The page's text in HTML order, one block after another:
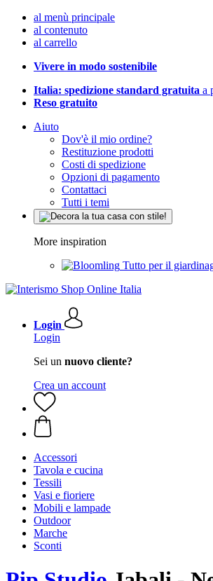
al menù principale
al contenuto
al carrello
Vivere in modo sostenibile
Italia: spedizione standard gratuita a
Reso gratuito
Aiuto
Dov'è il mio ordine?
Restituzione prodotti
Costi di spedizione
Opzioni di pagamento
Contattaci
Tutti i temi
More inspiration
Tutto per il
Login
Login
Sei un nuovo cliente?
Crea un account
Accessori
Tavola e cucina
Tessili
Vasi e fioriere
Mobili e lampade
Outdoor
Marche
Sconti